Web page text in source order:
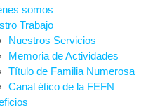
somos
Trabajo
Nuestros Servicios
Memoria de Actividades
Título de Familia Numerosa
Canal ético de la FEFN